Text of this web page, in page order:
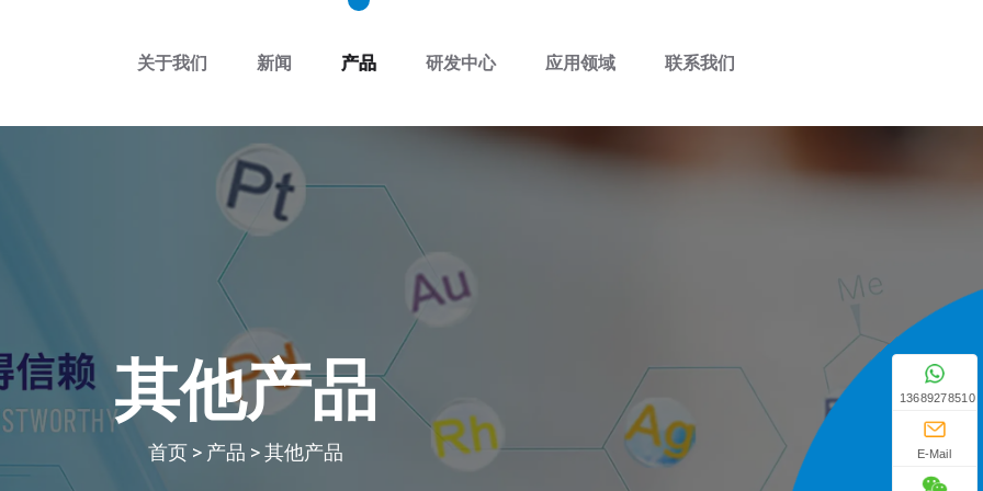
关于我们 新闻 产品 研发中心 应用领域 联系我们
其他产品
首页 > 产品 >其他产品
13689278510
E-Mail